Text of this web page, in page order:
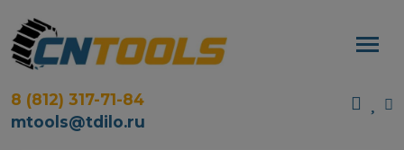
8 (812) 317-71-84
mtools@tdilo.ru